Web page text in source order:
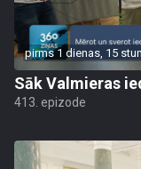
pirms 1 dienas, 15
Sāk Valmieras
413. epizode